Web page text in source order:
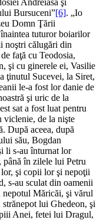
Andreiasa şi
Bursuceni”[6]. „Io
Domn Ţării
tuturor boiarilor
noştri călugări din
faţă cu Teodosia,
şi cu ginerele ei, Vasilie
ţinutul Sucevei, la Siret,
le-a fost lor danie de
şi uric de la
sat a fost luat pentru
de la nişte
După aceea, după
său, Bogdan
li s-au înturnat lor
în zilele lui Petru
şi copii lor şi nepoţii
s-au sculat din oamenii
nepotul Măricăi, şi vărul
lui Ghedeon, şi
Anei, fetei lui Dragul,